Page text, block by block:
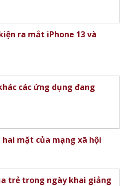
ra mắt iPhone 13 và
các ứng dụng đang
mặt của mạng xã hội
trẻ trong ngày khai giảng